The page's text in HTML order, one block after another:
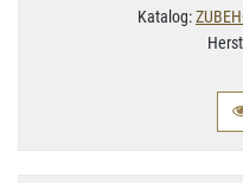
Katalog: